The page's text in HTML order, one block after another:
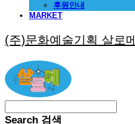
후원안내
MARKET
(주)문화예술기획 살로메
Search 검색